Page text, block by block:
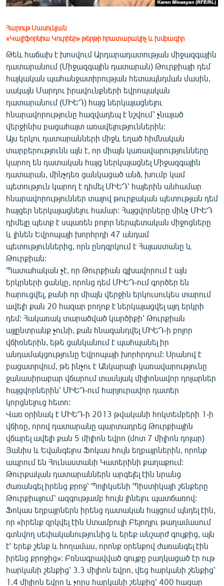
ԱՐԽԻՎ
ԲԱՆԱՎԵՃ
ՁԳՏԵԼՈՎ ԼԱՎԱԳՈՒՅՆԻՆ
ՓՈԴՔԱՍԹ
Հայերեն
English
Русский
ՀԵՏԵՎԵՔ ՄԵԶ
«Ազատության» բոլոր կայքերը
Հարութ Սասունյան
«Կալիֆորնիա Կուրիեր» թերթի հրատարակիչ և խմբագիր
Թեև հաճախ է խոսվում Արդարադատության միջազգային
դատարանում (Միջազգային դատարան) Թուրքիայի դեմ
հայկական պահանջատիրության հետապնդման մասին,
սակայն Մարդու իրավունքների եվրոպական
դատարանում (ՄԻԵԴ) հայց ներկայացնելու
հնարավորությունը հազվադեպ է նշվում՝ չնայած
վերջինիս բացահայտ առավելություններին:
Այս երկու դատարանների միջև եղած հիմնական
տարբերությունն այն է, որ միայն կառավարությունները
կարող են դատական հայց ներկայացնել Միջազգային
դատարան, մինչդեռ ցանկացած անձ, խումբ կամ
պետություն կարող է դիմել ՄԻԵԴ՝ հայերին անհամար
հնարավորություններ տալով թուրքական պետության դեմ
հայցեր ներկայացնելու համար: Հայցվորները մինչ ՄԻԵԴ
դիմելը պետք է սպառեն բոլոր ներպետական միջոցները
և լինեն Եվրոպայի խորհրդի 47 անդամ
պետություններից, որն ընդգրկում է Հայաստանը և
Թուրքիան:
Պատահական չէ, որ Թուրքիան գլխավորում է այն
երկրների ցանկը, որոնց դեմ ՄԻԵԴ-ում գործեր են
հարուցվել, քանի որ միայն վերջին երկուսուկես տարում
ավելի քան 20 հազար բողոք է ներկայացվել այդ երկրի
դեմ: Հակառակ տարածված կարծիքի՝ Թուրքիան
այլընտրանք չունի, քան հնազանդվել ՄԻԵԴ-ի բոլոր
վճիռներին, եթե ցանկանում է պահպանել իր
անդամակցությունը Եվրոպայի խորհրդում: Սրանով է
բացատրվում, թե ինչու է Անկարայի կառավարությունը
ջանասիրաբար վճարում տասնյակ միլիոնավոր դոլարներ
հայցվորներին՝ ՄԻԵԴ-ում հարյուրավոր դատեր
կորցնելուց հետո:
Վառ օրինակ է ՄԻԵԴ-ի 2013 թվականի հոկտեմբերի 1-ի
վճիռը, որով դատարանը պարտադրեց Թուրքիային
վճարել ավելի քան 5 միլիոն եվրո (մոտ 7 միլիոն դոլար)
Յանիս և Եվանգելոս Ֆոկաս հույն եղբայրներին, որոնք
ապրում են Հունաստանի Կատերինի քաղաքում:
Թուրքական դատարաններն արգելել էին նրանց
ժառանգել իրենց քրոջ՝ Պոլիկսենի Պիստիկայի շենքերը
Թուրքիայում՝ ազգությամբ հույն լինելու պատճառով:
Ֆոկաս եղբայրներն իրենց դատական հայցում պնդել էին,
որ «իրենք զրկվել էին Ստամբուլի Բեյողլու թաղամասում
գտնվող սեփականությունից և երեք անշարժ գույքից, այն
է՝ երեք շենք և հողամաս, որոնք օրենքով ժառանգել էին
իրենց քրոջից»: Բռնագրավված գույքը բաղկացած էր ութ
հարկանի շենքից՝ 3.3 միլիոն եվրո, վեց հարկանի շենքից՝
1.4 միլիոն եվրո և չորս հարկանի շենքից՝ 400 հազար